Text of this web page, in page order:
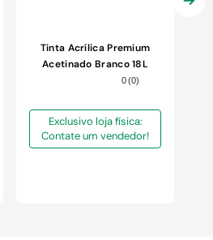
Tinta Acrílica Premium
Acetinado Branco 18L
0 (0)
Exclusivo loja física:
Contate um vendedor!